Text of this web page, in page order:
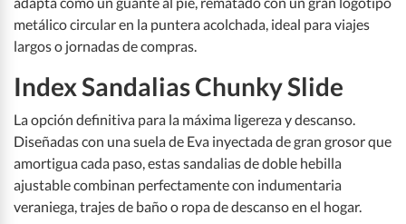
metálico circular en la puntera acolchada, ideal para viajes
largos o jornadas de compras.
Index Sandalias Chunky Slide
La opción definitiva para la máxima ligereza y descanso.
Diseñadas con una suela de Eva inyectada de gran grosor que
amortigua cada paso, estas sandalias de doble hebilla
ajustable combinan perfectamente con indumentaria
veraniega, trajes de baño o ropa de descanso en el hogar.